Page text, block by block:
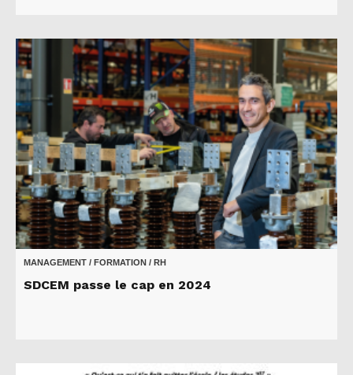
MANAGEMENT / FORMATION / RH
SDCEM passe le cap en 2024